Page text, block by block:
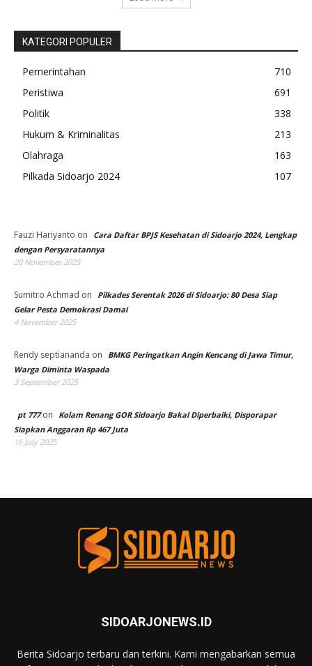
KATEGORI POPULER
Pemerintahan
710
Peristiwa
691
Politik
338
Hukum & Kriminalitas
213
Olahraga
163
Pilkada Sidoarjo 2024
107
Fauzi Hariyanto on
Cara Daftar BPJS Kesehatan di Sidoarjo 2024, Lengkap
dengan Persyaratannya
20 November 2025
Sumitro Achmad on
Pilkades Serentak 2026 di Sidoarjo: 80 Desa Siap
Gelar Pesta Demokrasi Damai
4 November 2025
Rendy septiananda on
BMKG Peringatkan Angin Kencang di Jawa Timur,
Warga Diminta Waspada
3 September 2025
pt 777on
Kolam Renang GOR Sidoarjo Bakal Diperbaiki, Disporapar
Siapkan Anggaran Rp 467 Juta
16 July 2025
SIDOARJONEWS.ID
Berita Sidoarjo terbaru dan terkini. Kami mengabarkan semua